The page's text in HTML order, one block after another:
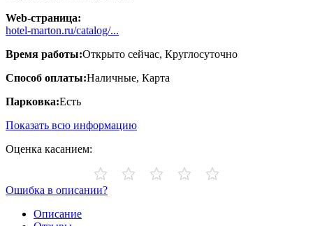
Web-страница:
hotel-marton.ru/catalog/...
Время работы:Открыто сейчас, Круглосуточно
Способ оплаты:Наличные, Карта
Парковка:Есть
Показать всю информацию
Оценка касанием:
Ошибка в описании?
Описание